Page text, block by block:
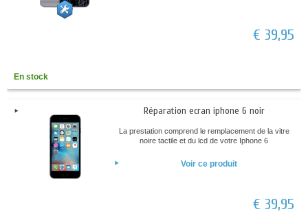
€ 39,95
En stock
Réparation ecran iphone 6 noir
La prestation comprend le remplacement de la vitre
noire tactile et du lcd de votre Iphone 6
Voir ce produit
€ 39,95